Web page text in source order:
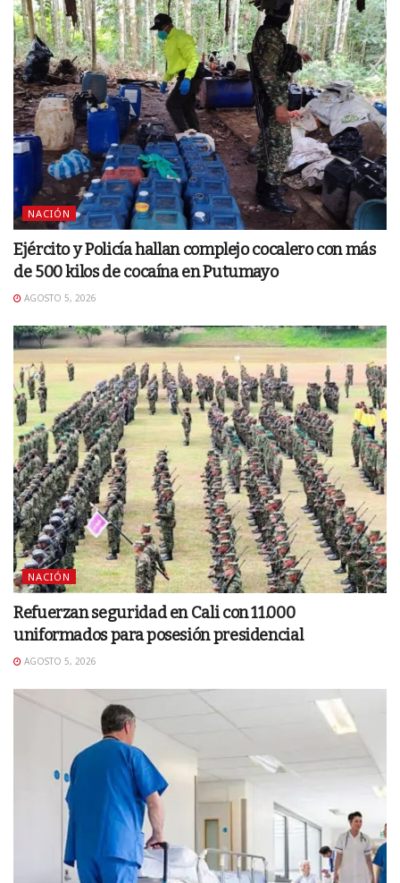
NACIÓN
Ejército y Policía hallan complejo cocalero con más
de 500 kilos de cocaína en Putumayo
AGOSTO 5, 2026
NACIÓN
Refuerzan seguridad en Cali con 11.000
uniformados para posesión presidencial
AGOSTO 5, 2026